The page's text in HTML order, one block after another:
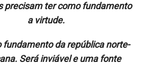
precisam ter como fundamento
a virtude.
fundamento da república norte-
Será inviável e uma fonte